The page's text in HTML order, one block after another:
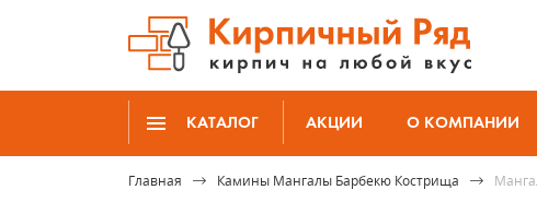
КАТАЛОГ АКЦИИ О КОМПАНИИ
Главная Камины Мангалы Барбекю Кострища